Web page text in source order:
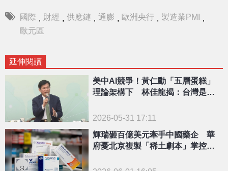
國際 , 財經 , 供應鏈 , 通膨 , 歐洲央行 , 製造業PMI ,
歐元區
延伸閱讀
美中AI競爭！黃仁勳「五層蛋糕」
理論架構下 林佳龍揭：台灣是勝
2026-05-31 17:11
輝瑞砸百億美元牽手中國藥企 華
府憂北京複製「稀土劇本」掌控生